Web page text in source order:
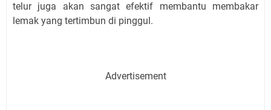
telur juga akan sangat efektif membantu membakar
lemak yang tertimbun di pinggul.
Advertisement